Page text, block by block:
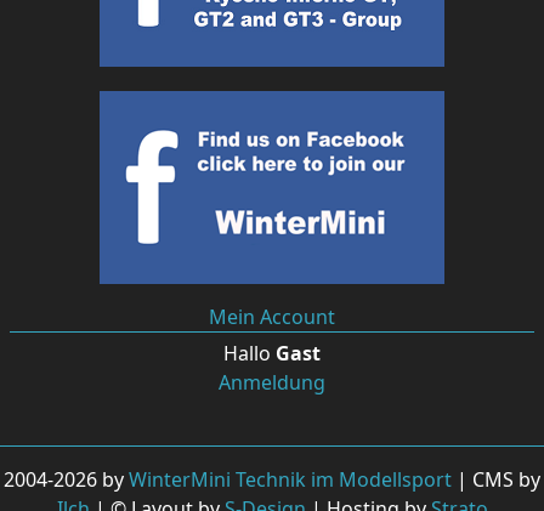
Mein Account
Hallo Gast
Anmeldung
2004-2026 byWinterMini Technik im Modellsport | CMS by